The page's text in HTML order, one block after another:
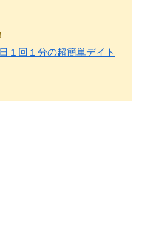
回１分の超簡単デイト